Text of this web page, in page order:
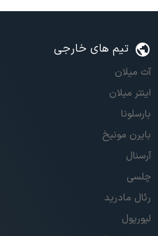
تیم های خارجی
آث میلان
اینتر میلان
بارسلونا
بایرن مونیخ
آرسنال
چلسی
رئال مادرید
لیورپول